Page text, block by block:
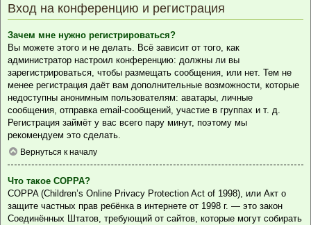
Вход на конференцию и регистрация
Зачем мне нужно регистрироваться?
Вы можете этого и не делать. Всё зависит от того, как
администратор настроил конференцию: должны ли вы
зарегистрироваться, чтобы размещать сообщения, или нет. Тем не
менее регистрация даёт вам дополнительные возможности, которые
недоступны анонимным пользователям: аватары, личные
сообщения, отправка email-сообщений, участие в группах и т. д.
Регистрация займёт у вас всего пару минут, поэтому мы
рекомендуем это сделать.
Вернуться к началу
Что такое COPPA?
COPPA (Children’s Online Privacy Protection Act of 1998), или Акт о
защите частных прав ребёнка в интернете от 1998 г. — это закон
Соединённых Штатов, требующий от сайтов, которые могут собирать